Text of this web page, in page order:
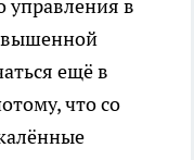
управления в
ещё в
что со